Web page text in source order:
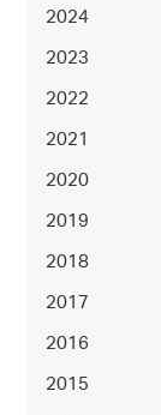
2024
2023
2022
2021
2020
2019
2018
2017
2016
2015